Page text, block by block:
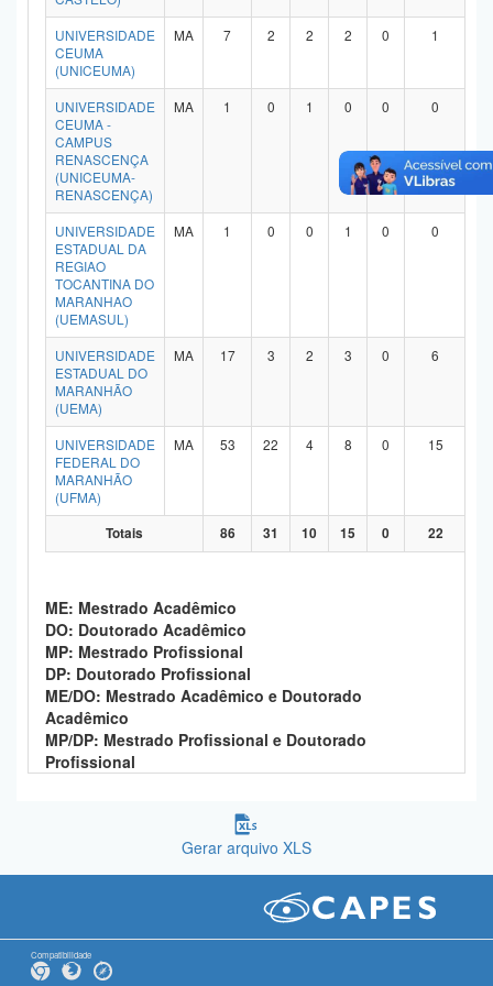
Planalto
UNIVERSIDADE
CEUMA
(UNICEUMA)
MA 7 2 2 2 0 1
UNIVERSIDADE
CEUMA -
CAMPUS
RENASCENÇA
(UNICEUMA-
RENASCENÇA)
MA 1 0 1 0 0 0
UNIVERSIDADE
ESTADUAL DA
REGIAO
TOCANTINA DO
MARANHAO
(UEMASUL)
MA 1 0 0 1 0 0
UNIVERSIDADE
ESTADUAL DO
MARANHÃO
(UEMA)
MA 17 3 2 3 0 6
UNIVERSIDADE
FEDERAL DO
MARANHÃO
(UFMA)
MA 53 22 4 8 0 15
Totais 86 31 10 15 0 22
ME: Mestrado Acadêmico
DO: Doutorado Acadêmico
MP: Mestrado Profissional
DP: Doutorado Profissional
ME/DO: Mestrado Acadêmico e Doutorado
Acadêmico
MP/DP: Mestrado Profissional e Doutorado
Profissional
Gerar arquivo XLS
Compatibilidade